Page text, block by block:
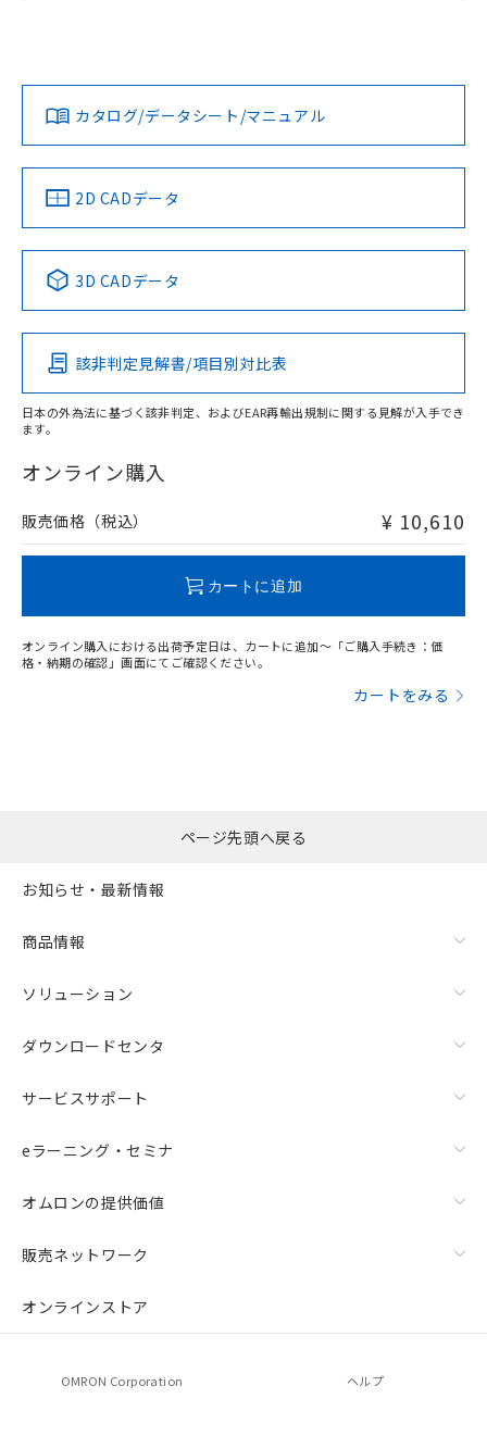
タイムチャート
以上、n: 30mm以上
検出領域
ダウンロードデータをご利用いただく前に、以下を必ずお読
みください。
ソフトウェアの使用条件
対応済み
中国 RoHS 注意事項・凡例
Pb Hg Cd Cr(VI)
O
在庫等で未対応品が混在する可能性があります。
問い合わせください。
LR型式承認
（イギリス
船舶規格）
DNV型式承認
（ノルウェー
BV型式承認
（フランス
KR型式
（韓国
No No No No
この製品の規格認証/適合状況ページへ
その他の認証はこちらのページからご検索ください
カタログ/データシート/マニュアル
2D CADデータ
3D CADデータ
該非判定見解書/項目別対比表
日本の外為法に基づく該非判定、およびEAR再輸出規制に関する見解が入手でき
ます。
オンライン購入
販売価格（税込） ¥ 10,610
カートに追加
オンライン購入における出荷予定日は、カートに追加～「ご購入手続き：価
格・納期の確認」画面にてご確認ください。
カートをみる
ページ先頭へ戻る
お知らせ・最新情報
商品情報
ソリューション
ダウンロードセンタ
サービスサポート
eラーニング・セミナ
オムロンの提供価値
販売ネットワーク
オンラインストア
OMRON Corporation ヘルプ